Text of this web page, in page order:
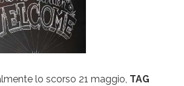
lo scorso 21 maggio, TAG